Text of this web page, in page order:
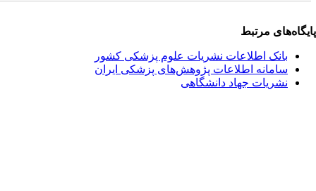
مرتبط
بانک اطلاعات نشریات علوم پزشکی کشور
سامانه اطلاعات پژوهش‌های پزشکی ایران
نشریات جهاد دانشگاهی